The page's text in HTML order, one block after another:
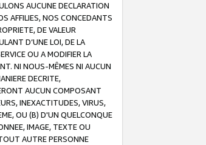
AUCUNE DECLARATION
AFFILIES, NOS CONCEDANTS
DE VALEUR
D’UNE LOI, DE LA
OU A MODIFIER LA
NI NOUS-MÊMES NI AUCUN
DECRITE,
AUCUN COMPOSANT
INEXACTITUDES, VIRUS,
OU (B) D'UN QUELCONQUE
IMAGE, TEXTE OU
AUTRE PERSONNE